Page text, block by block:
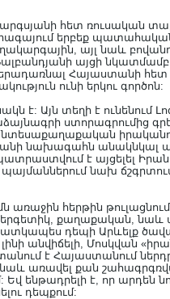
հետ ռուսական
երբեք
այլ նաև
այցի
վերադառնալ Հայաստանի
ունի երկու գործոն:
է: Այն տեղի է ունենում
ստորագրումից
նախագահն անակնկալ
է այցելել
նախ
առաջին հերթին
քաղաքական,
դեպի Արևելք
անվիճելի, Մոսկվան
է Հայաստանում
նաև առավել քան
ենթադրելի է, որ արդեն
դեպքում: